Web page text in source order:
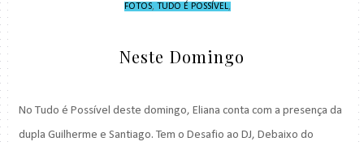
FOTOS, TUDO É POSSÍVEL,
Neste Domingo
No Tudo é Possível deste domingo, Eliana conta com a presença da
dupla Guilherme e Santiago. Tem o Desafio aoDJ, Debaixo do